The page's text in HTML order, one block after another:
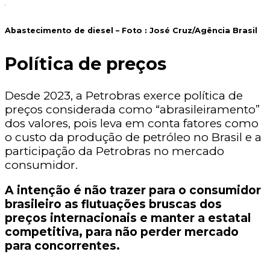
Abastecimento de diesel – Foto : José Cruz/Agência Brasil
Política de preços
Desde 2023, a Petrobras exerce política de
preços considerada como “abrasileiramento”
dos valores, pois leva em conta fatores como
o custo da produção de petróleo no Brasil e a
participação da Petrobras no mercado
consumidor.
A intenção é não trazer para o consumidor
brasileiro as flutuações bruscas dos
preços internacionais e manter a estatal
competitiva, para não perder mercado
para concorrentes.